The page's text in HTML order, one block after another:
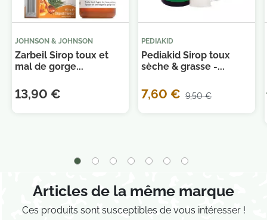
JOHNSON & JOHNSON
Zarbeil Sirop toux et
mal de gorge...
13,90 €
PEDIAKID
Pediakid Sirop toux
sèche & grasse -...
7,60 € 9,50 €
Articles de la même marque
Ces produits sont susceptibles de vous intéresser !